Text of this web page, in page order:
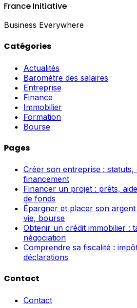
France Initiative
Business Everywhere
Catégories
Actualités
Baromètre des salaires
Entreprise
Finance
Immobilier
Formation
Bourse
Pages
Créer son entreprise : statuts,
financement
Financer un projet : prêts,
de fonds
Épargner et placer son
vie, bourse
Obtenir un crédit immobilier :
négociation
Comprendre sa fiscalité :
déclarations
Contact
Contact